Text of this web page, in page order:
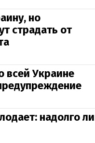
но
страдать от
всей Украине
надолго ли